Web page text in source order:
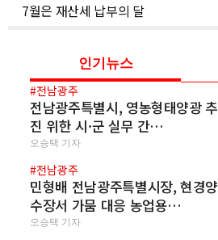
7월은 재산세 납부의 달
인기뉴스
#전남광주
전남광주특별시, 영농형태양광 추
진 위한 시·군 실무 간…
오승택 기자
#전남광주
민형배 전남광주특별시장, 현경양
수장서 가뭄 대응 농업용…
오승택 기자